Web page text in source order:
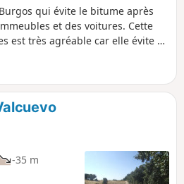
qui évite le bitume après
et des voitures. Cette
est très agréable car elle évite au
typiques permettent de la
Castañares.
-35 m